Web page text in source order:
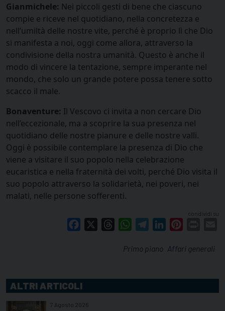
Gianmichele: Nei piccoli gesti di bene che ciascuno
compie e riceve nel quotidiano, nella concretezza e
nell’umiltà delle nostre vite, perché è proprio lì che Dio
si manifesta a noi, oggi come allora, attraverso la
condivisione della nostra umanità. Questo è anche il
modo di vincere la tentazione, sempre imperante nel
mondo, che solo un grande potere possa tenere sotto
scacco il male.
Bonaventure: Il Vescovo ci invita a non cercare Dio
nell’eccezionale, ma a scoprire la sua presenza nel
quotidiano delle nostre pianure e delle nostre valli.
Oggi è possibile contemplare la presenza di Dio che
viene a visitare il suo popolo nella celebrazione
eucaristica e nella fraternità dei volti, perché Dio visita il
suo popolo attraverso la solidarietà, nei poveri, nei
malati, nelle persone sofferenti.
condividi su
Facebook ThreadsWhatsAppTelegramLinkedIn
Affari generali
Primo piano
ALTRI ARTICOLI
7 Agosto 2026